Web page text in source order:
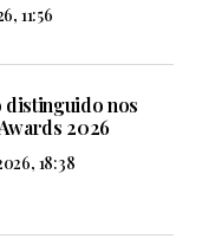
11:56
distinguido nos
2026
18:38